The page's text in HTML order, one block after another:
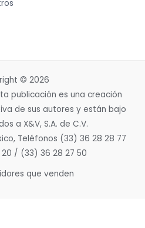
© 2026
publicación es una creación
de sus autores y están bajo
a X&V, S.A. de C.V.
Teléfonos (33) 36 28 28 77
/ (33) 36 28 27 50
que venden